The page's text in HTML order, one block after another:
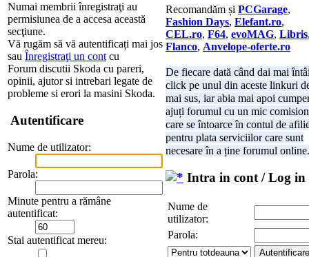
Numai membrii înregistraţi au
permisiunea de a accesa această
secţiune.
Vă rugăm să vă autentificați mai jos
sau Înregistraţi un cont cu
Forum discutii Skoda cu pareri,
opinii, ajutor si intrebari legate de
probleme si erori la masini Skoda.
Autentificare
Nume de utilizator:
Parola:
Minute pentru a rămâne
autentificat:
Stai autentificat mereu:
Recomandăm și PCGarage,
Fashion Days, Elefant.ro,
CEL.ro, F64, evoMAG, Libris
Flanco, Anvelope-oferte.ro
De fiecare dată când dai mai
click pe unul din aceste linkuri
mai sus, iar abia mai apoi
ajuți forumul cu un mic comision
care se întoarce în contul de
pentru plata serviciilor care sunt
necesare în a ține forumul online.
Intra in cont / Log in
Nume de
utilizator:
Parola: